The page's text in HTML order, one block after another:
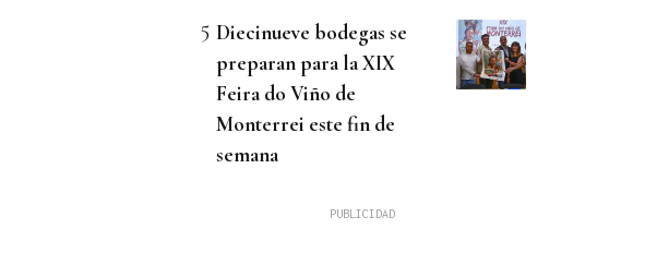
Diecinueve bodegas se
preparan para la XIX
Feira do Viño de
Monterrei este fin de
semana